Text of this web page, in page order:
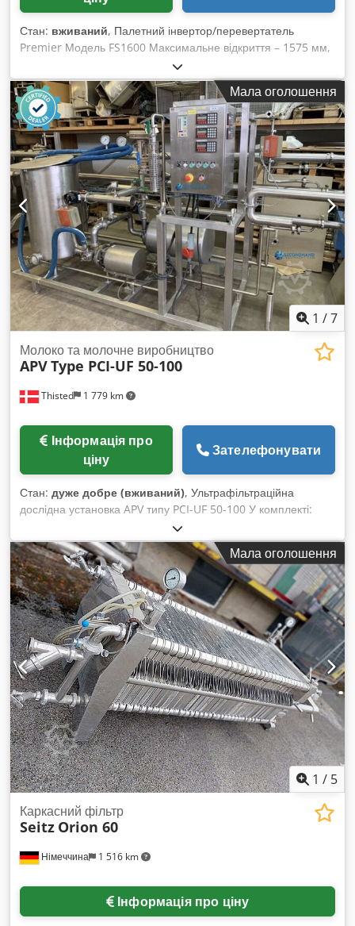
Стан: вживаний, Палетний інвертор/перевертатель
Premier Модель FS1600 Максимальне відкриття – 1575 мм,
мінімальне відкриття – 900 мм Максимальна
вантажопідйомність – 7 000 кг Chsdewkhnqepfx Agqsa
Розміри вантажних столів – 1300 мм x 1250 мм Час циклу –
45 секунд Підходить для інвертування коробок, мішків,
бочок, відер, банок, скляних флаконів, листової сталі та
пластику, унітазів, газових балонів, біг-бегів та гейлордів
Може працювати практично з будь-яким вантажем на
піддонах, включаючи слизькі або нестабільні вантажі,
завдяки високому тиску затиску Дозволяє відновлювати
пошкоджені матеріали з нижньої частини вантажу
Замінювати дерев'яні піддони на пластикові, алюмінієві чи
інші більш гігієнічні піддони Переміщувати вантажі з
пошкоджених піддонів Змінювати орієнтацію вантажу для
друку та інших загальних цілей
Мала оголошення
1 /7
Thisted 1 779 km
Молоко та молочне виробництво
APVType PCI-UF 50-100
ціну
Зателефонувати
Стан: дуже добре (вживаний), Ультрафільтраційна
дослідна установка APV типу PCI-UF 50-100 У комплекті:
насоси, теплообмінники, інвертори, трубопроводи та інші
аксесуари. Csdjihh Spspfx Agqoha Лабораторна установка.
Мала оголошення
1 / 5
Німеччина 1 516 km
Каркасний фільтр
Seitz Orion 60
Інформація про ціну